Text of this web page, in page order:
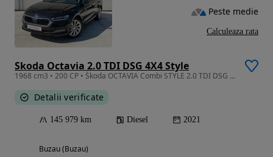
Skoda Octavia 2.0 TDI DSG 4X4 Style
1968 cm3 • 200 CP • Škoda OCTAVIA Combi STYLE 2.0 TDI DSG 4x4
Detalii verificate
145 979 km Diesel 2021
Buzau (Buzau)
Peste medie
Calculeaza rata